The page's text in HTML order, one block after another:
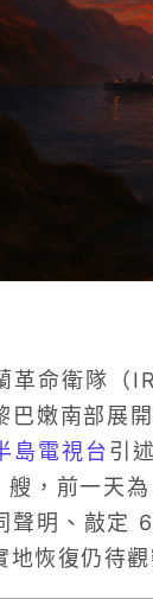
革命衛隊（
巴嫩南部展
島電視台引
，前一天
聲明、敲定
地恢復仍待觀